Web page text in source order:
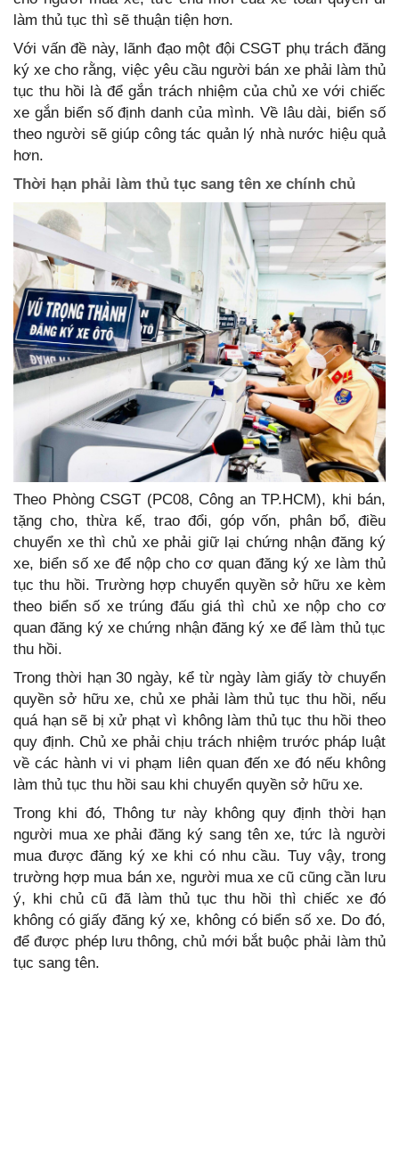
làm thủ tục thì sẽ thuận tiện hơn.
Với vấn đề này, lãnh đạo một đội CSGT phụ trách đăng
ký xe cho rằng, việc yêu cầu người bán xe phải làm thủ
tục thu hồi là để gắn trách nhiệm của chủ xe với chiếc
xe gắn biển số định danh của mình. Về lâu dài, biển số
theo người sẽ giúp công tác quản lý nhà nước hiệu quả
hơn.
Thời hạn phải làm thủ tục sang tên xe chính chủ
Theo Phòng CSGT (PC08, Công an TP.HCM), khi bán,
tặng cho, thừa kế, trao đổi, góp vốn, phân bổ, điều
chuyển xe thì chủ xe phải giữ lại chứng nhận đăng ký
xe, biển số xe để nộp cho cơ quan đăng ký xe làm thủ
tục thu hồi. Trường hợp chuyển quyền sở hữu xe kèm
theo biển số xe trúng đấu giá thì chủ xe nộp cho cơ
quan đăng ký xe chứng nhận đăng ký xe để làm thủ tục
thu hồi.
Trong thời hạn 30 ngày, kể từ ngày làm giấy tờ chuyển
quyền sở hữu xe, chủ xe phải làm thủ tục thu hồi, nếu
quá hạn sẽ bị xử phạt vì không làm thủ tục thu hồi theo
quy định. Chủ xe phải chịu trách nhiệm trước pháp luật
về các hành vi vi phạm liên quan đến xe đó nếu không
làm thủ tục thu hồi sau khi chuyển quyền sở hữu xe.
Trong khi đó, Thông tư này không quy định thời hạn
người mua xe phải đăng ký sang tên xe, tức là người
mua được đăng ký xe khi có nhu cầu. Tuy vậy, trong
trường hợp mua bán xe, người mua xe cũ cũng cần lưu
ý, khi chủ cũ đã làm thủ tục thu hồi thì chiếc xe đó
không có giấy đăng ký xe, không có biển số xe. Do đó,
để được phép lưu thông, chủ mới bắt buộc phải làm thủ
tục sang tên.